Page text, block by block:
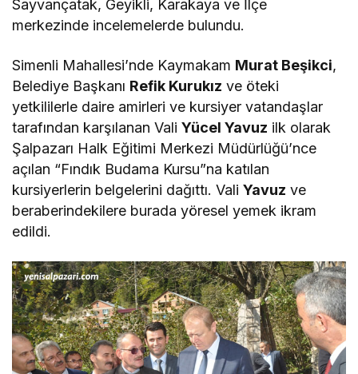
Sayvançatak, Geyikli, Karakaya ve İlçe
merkezinde incelemelerde bulundu.
Simenli Mahallesi’nde Kaymakam Murat Beşikci,
Belediye Başkanı Refik Kurukız ve öteki
yetkililerle daire amirleri ve kursiyer vatandaşlar
tarafından karşılanan ValiYücel Yavuz ilk olarak
Şalpazarı Halk Eğitimi Merkezi Müdürlüğü’nce
açılan “Fındık Budama Kursu”na katılan
kursiyerlerin belgelerini dağıttı. ValiYavuz ve
beraberindekilere burada yöresel yemek ikram
edildi.